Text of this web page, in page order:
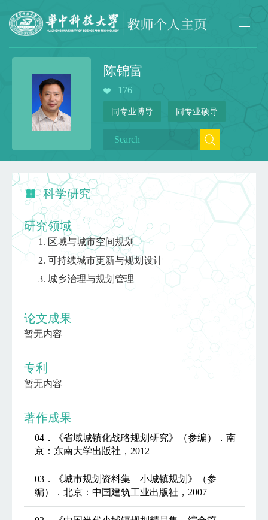
陈锦富
+176
同专业博导 同专业硕导
科学研究
研究领域
区域与城市空间规划
可持续城市更新与规划设计
城乡治理与规划管理
论文成果
暂无内容
专利
暂无内容
著作成果
04．《省域城镇化战略规划研究》（参编）．南
京：东南大学出版社，2012
03．《城市规划资料集—小城镇规划》（参
编）．北京：中国建筑工业出版社，2007